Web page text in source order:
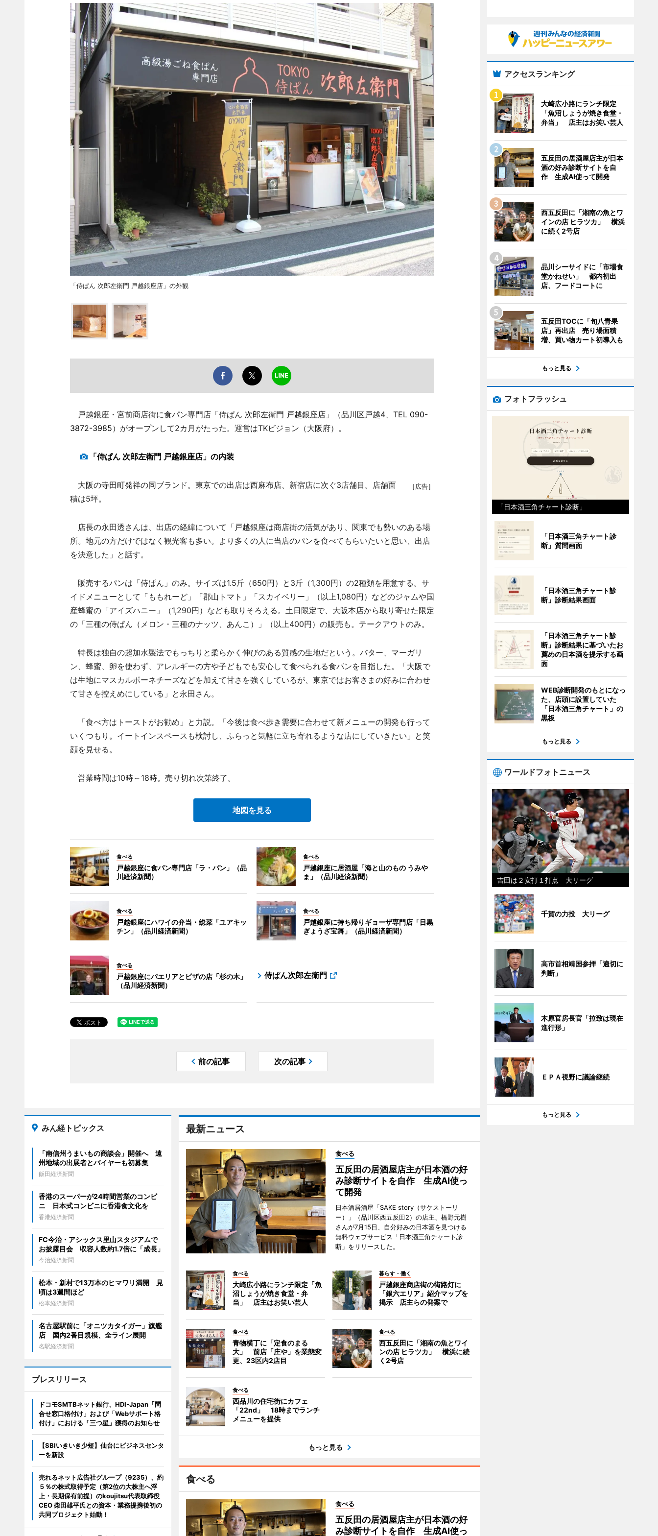
「侍ぱん 次郎左衛門 戸越銀座店」の外観
戸越銀座・宮前商店街に食パン専門店「侍ぱん 次郎左衛門 戸越銀座店」（品川区戸越4、TEL 090-
3872-3985）がオープンして2カ月がたった。運営はTKビジョン（大阪府）。
「侍ぱん 次郎左衛門 戸越銀座店」の内装
［広告］
大阪の寺田町発祥の同ブランド。東京での出店は西麻布店、新宿店に次ぐ3店舗目。店舗面
積は5坪。
店長の永田透さんは、出店の経緯について「戸越銀座は商店街の活気があり、関東でも勢いのある場
所。地元の方だけではなく観光客も多い。より多くの人に当店のパンを食べてもらいたいと思い、出店
を決意した」と話す。
販売するパンは「侍ぱん」のみ。サイズは1.5斤（650円）と3斤（1,300円）の2種類を用意する。サ
イドメニューとして「ももれーど」「郡山トマト」「スカイベリー」（以上1,080円）などのジャムや国
産蜂蜜の「アイズハニー」（1,290円）なども取りそろえる。土日限定で、大阪本店から取り寄せた限定
の「三種の侍ぱん（メロン・三種のナッツ、あんこ）」（以上400円）の販売も。テークアウトのみ。
特長は独自の超加水製法でもっちりと柔らかく伸びのある質感の生地だという。バター、マーガリ
ン、蜂蜜、卵を使わず、アレルギーの方や子どもでも安心して食べられる食パンを目指した。「大阪で
は生地にマスカルポーネチーズなどを加えて甘さを強くしているが、東京ではお客さまの好みに合わせ
て甘さを控えめにしている」と永田さん。
「食べ方はトーストがお勧め」と力説。「今後は食べ歩き需要に合わせて新メニューの開発も行って
いくつもり。イートインスペースも検討し、ふらっと気軽に立ち寄れるような店にしていきたい」と笑
顔を見せる。
営業時間は10時～18時。売り切れ次第終了。
地図を見る
食べる
戸越銀座に食パン専門店「ラ・パン」（品
川経済新聞）
食べる
戸越銀座に居酒屋「海と山のもの うみや
ま」（品川経済新聞）
食べる
戸越銀座にハワイの弁当・総菜「ユアキッ
チン」（品川経済新聞）
食べる
戸越銀座に持ち帰りギョーザ専門店「目黒
ぎょうざ宝舞」（品川経済新聞）
食べる
戸越銀座にパエリアとピザの店「杉の木」
（品川経済新聞）
侍ぱん次郎左衛門
前の記事 次の記事
最新ニュース
食べる
五反田の居酒屋店主が日本酒の好
み診断サイトを自作 生成AI使っ
て開発
日本酒居酒屋「SAKE story（サケストーリ
ー）」（品川区西五反田2）の店主、橋野元樹
さんが7月15日、自分好みの日本酒を見つける
無料ウェブサービス「日本酒三角チャート診
断」をリリースした。
食べる
大崎広小路にランチ限定「魚
沼しょうが焼き食堂・弁
当」 店主はお笑い芸人
暮らす・働く
戸越銀座商店街の街路灯に
「銀六エリア」紹介マップを
掲示 店主らの発案で
食べる
青物横丁に「定食のまる
大」 前店「庄や」を業態変
更、23区内2店目
食べる
西五反田に「湘南の魚とワイ
ンの店 ヒラツカ」 横浜に続
く2号店
食べる
西品川の住宅街にカフェ
「22nd」 18時までランチ
メニューを提供
もっと見る
食べる
食べる
五反田の居酒屋店主が日本酒の好
み診断サイトを自作 生成AI使っ
みん経トピックス
「南信州うまいもの商談会」開催へ 遠
州地域の出展者とバイヤーも初募集
飯田経済新聞
香港のスーパーが24時間営業のコンビ
ニ 日本式コンビニに香港食文化を
香港経済新聞
FC今治・アシックス里山スタジアムで
お披露目会 収容人数約1.7倍に「成長」
今治経済新聞
松本・新村で13万本のヒマワリ満開 見
頃は3週間ほど
松本経済新聞
名古屋駅前に「オニツカタイガー」旗艦
店 国内2番目規模、全ライン展開
名駅経済新聞
プレスリリース
ドコモSMTBネット銀行、HDI-Japan「問
合せ窓口格付け」および「Webサポート格
付け」における「三つ星」獲得のお知らせ
【SBIいきいき少短】仙台にビジネスセンタ
ーを新設
売れるネット広告社グループ（9235）、約
５％の株式取得予定（第2位の大株主へ浮
上・長期保有前提）のkoujitsu代表取締役
CEO 柴田雄平氏との資本・業務提携後初の
共同プロジェクト始動！
アクセスランキング
大崎広小路にランチ限定
「魚沼しょうが焼き食堂・
弁当」 店主はお笑い芸人
五反田の居酒屋店主が日本
酒の好み診断サイトを自
作 生成AI使って開発
西五反田に「湘南の魚とワ
インの店 ヒラツカ」 横浜
に続く2号店
品川シーサイドに「市場食
堂かねせい」 都内初出
店、フードコートに
五反田TOCに「旬八青果
店」再出店 売り場面積
増、買い物カート初導入も
もっと見る
フォトフラッシュ
「日本酒三角チャート診断」
「日本酒三角チャート診
断」質問画面
「日本酒三角チャート診
断」診断結果画面
「日本酒三角チャート診
断」診断結果に基づいたお
薦めの日本酒を提示する画
面
WEB診断開発のもとになっ
た、店頭に設置していた
「日本酒三角チャート」の
黒板
もっと見る
ワールドフォトニュース
吉田は２安打１打点 大リーグ
千賀の力投 大リーグ
高市首相靖国参拝「適切に
判断」
木原官房長官「拉致は現在
進行形」
ＥＰＡ視野に議論継続
もっと見る